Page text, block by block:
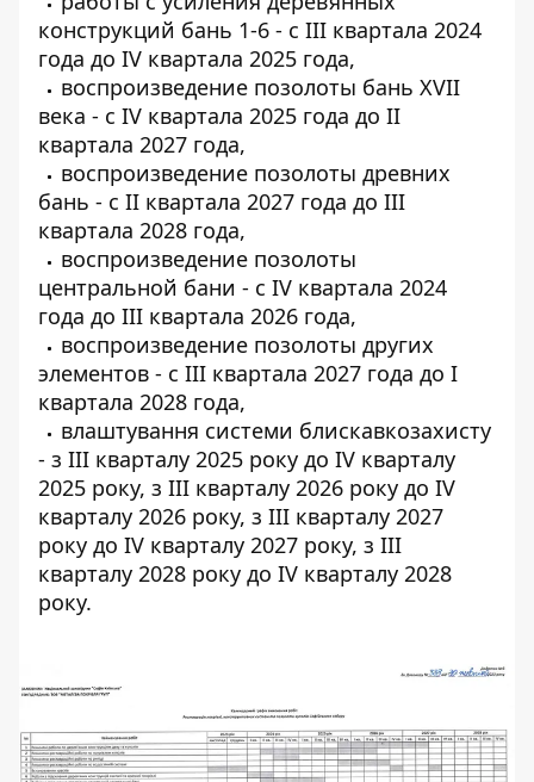
конструкций бань 1-6 - с III квартала 2024
года до IV квартала 2025 года,
воспроизведение позолоты бань XVII
века - с IV квартала 2025 года до II
квартала 2027 года,
воспроизведение позолоты древних
бань - с II квартала 2027 года до III
квартала 2028 года,
воспроизведение позолоты
центральной бани - с IV квартала 2024
года до III квартала 2026 года,
воспроизведение позолоты других
элементов - с III квартала 2027 года до I
квартала 2028 года,
влаштування системи блискавкозахисту
- з III кварталу 2025 року до IV кварталу
2025 року, з III кварталу 2026 року до IV
кварталу 2026 року, з III кварталу 2027
року до IV кварталу 2027 року, з III
кварталу 2028 року до IV кварталу 2028
року.